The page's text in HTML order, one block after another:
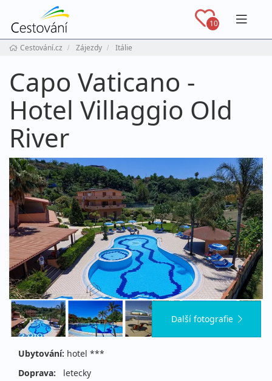
10
Cestování.cz Zájezdy Itálie
Capo Vaticano -
Hotel Villaggio Old
River
Další fotografie
Ubytování: hotel ***
Doprava:
letecky